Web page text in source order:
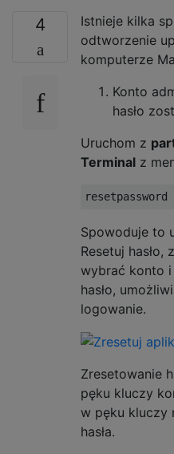
4
Istnieje kilka
odtworzenie
komputerze
Konto
hasło
Uruchom z
Terminal z
Spowoduje to
Resetuj
wybrać konto
hasło,
logowanie.
Zresetowanie
pęku kluczy
w pęku kluczy
hasła.